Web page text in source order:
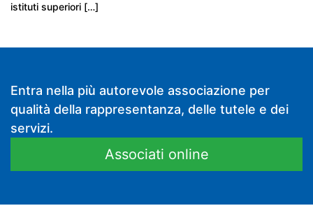
istituti superiori […]
Entra nella più autorevole associazione per
qualità della rappresentanza, delle tutele e dei
servizi.
Associati online